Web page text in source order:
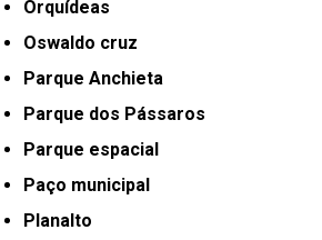
Orquídeas
Oswaldo cruz
Parque Anchieta
Parque dos Pássaros
Parque espacial
Paço municipal
Planalto